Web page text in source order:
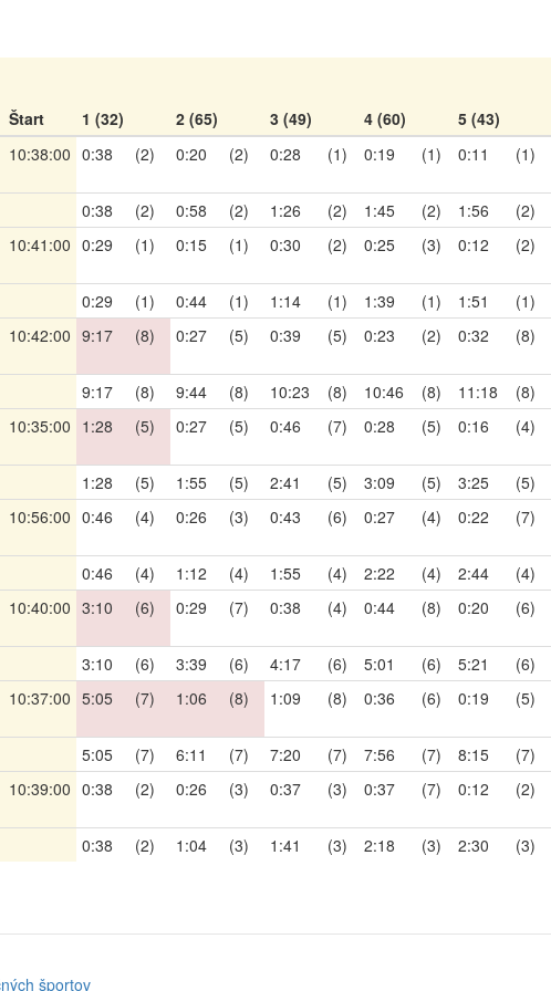
Štart 1 (32) 2 (65) 3 (49) 4 (60) 5 (43)
10:38:00 0:38 (2) 0:20 (2) 0:28 (1) 0:19 (1) 0:11 (1)
0:38 (2) 0:58 (2) 1:26 (2) 1:45 (2) 1:56 (2)
10:41:00 0:29 (1) 0:15 (1) 0:30 (2) 0:25 (3) 0:12 (2)
0:29 (1) 0:44 (1) 1:14 (1) 1:39 (1) 1:51 (1)
10:42:00 9:17 (8) 0:27 (5) 0:39 (5) 0:23 (2) 0:32 (8)
9:17 (8) 9:44 (8) 10:23 (8) 10:46 (8) 11:18 (8)
10:35:00 1:28 (5) 0:27 (5) 0:46 (7) 0:28 (5) 0:16 (4)
1:28 (5) 1:55 (5) 2:41 (5) 3:09 (5) 3:25 (5)
10:56:00 0:46 (4) 0:26 (3) 0:43 (6) 0:27 (4) 0:22 (7)
0:46 (4) 1:12 (4) 1:55 (4) 2:22 (4) 2:44 (4)
10:40:00 3:10 (6) 0:29 (7) 0:38 (4) 0:44 (8) 0:20 (6)
3:10 (6) 3:39 (6) 4:17 (6) 5:01 (6) 5:21 (6)
10:37:00 5:05 (7) 1:06 (8) 1:09 (8) 0:36 (6) 0:19 (5)
5:05 (7) 6:11 (7) 7:20 (7) 7:56 (7) 8:15 (7)
10:39:00 0:38 (2) 0:26 (3) 0:37 (3) 0:37 (7) 0:12 (2)
0:38 (2) 1:04 (3) 1:41 (3) 2:18 (3) 2:30 (3)
športov